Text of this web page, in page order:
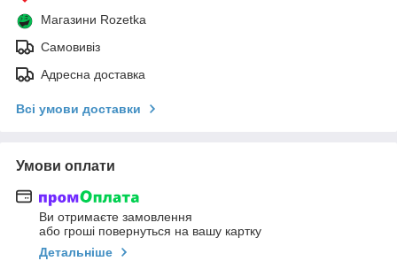
Магазини Rozetka
Самовивіз
Адресна доставка
Всі умови доставки
Умови оплати
Ви отримаєте замовлення
або гроші повернуться на вашу картку
Детальніше